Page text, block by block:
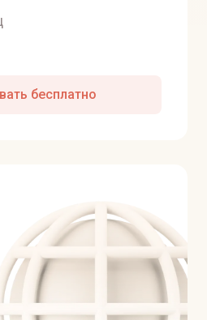
бесплатно